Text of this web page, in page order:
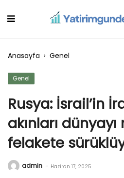
Anasayfa › Genel
Genel
Rusya: İsrail’in
akınları
felakete
admin - Haziran 17, 2025